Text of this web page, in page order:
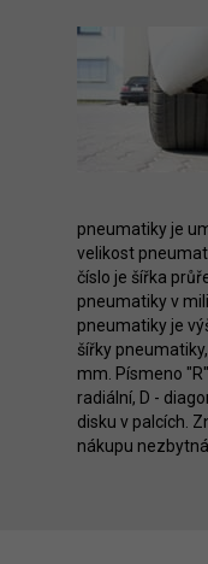
pneumatiky je
velikost
číslo je šířka
pneumatiky v
pneumatiky je
šířky
mm. Písmeno
radiální, D -
disku v palcích.
nákupu